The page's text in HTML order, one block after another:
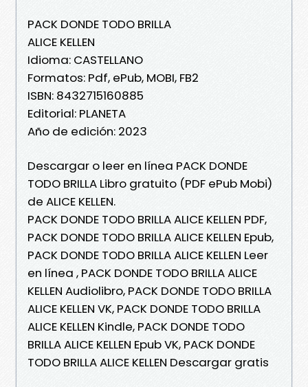
PACK DONDE TODO BRILLA
ALICE KELLEN
Idioma: CASTELLANO
Formatos: Pdf, ePub, MOBI, FB2
ISBN: 8432715160885
Editorial: PLANETA
Año de edición: 2023
Descargar o leer en línea PACK DONDE
TODO BRILLA Libro gratuito (PDF ePub Mobi)
de ALICE KELLEN.
PACK DONDE TODO BRILLA ALICE KELLEN PDF,
PACK DONDE TODO BRILLA ALICE KELLEN Epub,
PACK DONDE TODO BRILLA ALICE KELLEN Leer
en línea , PACK DONDE TODO BRILLA ALICE
KELLEN Audiolibro, PACK DONDE TODO BRILLA
ALICE KELLEN VK, PACK DONDE TODO BRILLA
ALICE KELLEN Kindle, PACK DONDE TODO
BRILLA ALICE KELLEN Epub VK, PACK DONDE
TODO BRILLA ALICE KELLEN Descargar gratis